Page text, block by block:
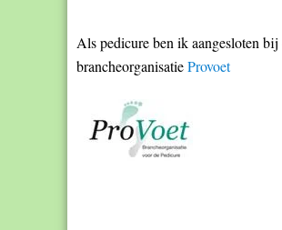
Als pedicure ben ik aangesloten bij
brancheorganisatieProvoet